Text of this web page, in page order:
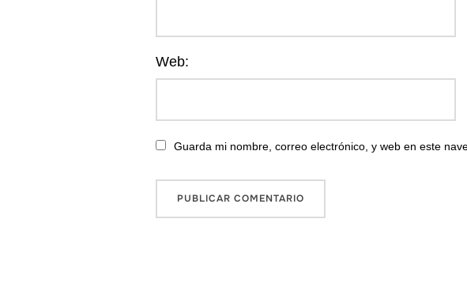
Web:
Guarda mi nombre, correo electrónico, y web en este